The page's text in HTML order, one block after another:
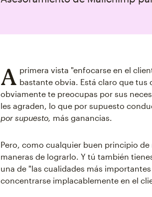
A primera vista "enfocarse en el
bastante obvia. Está claro que
obviamente te preocupas por sus
les agraden, lo que por supuesto
por supuesto, más ganancias.
Pero, como cualquier buen principio
maneras de lograrlo. Y tú también
una de "las cualidades más
concentrarse implacablemente en el